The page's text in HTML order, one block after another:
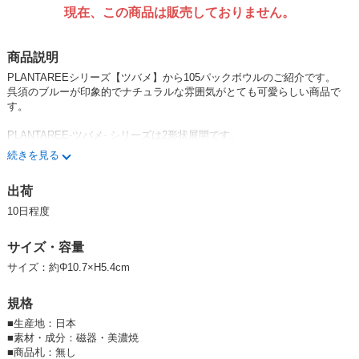
現在、この商品は販売しておりません。
商品説明
PLANTAREEシリーズ【ツバメ】から105パックボウルのご紹介です。
呉須のブルーが印象的でナチュラルな雰囲気がとても可愛らしい商品で
す。
PLANTAREE-ツバメ- シリーズは2形状展開です。
【ノンラップ蓋】はこちら
※密閉の蓋ではなく、レンジで安全に加熱するために蓋と身の間には隙間
★PLANTAREEシリーズ一覧はコチラ★
★みのる陶器オリジナル商品一覧はコチラ★
※食洗機・電子レンジ使用可能。
続きを見る
出荷
10日程度
サイズ・容量
サイズ：約Φ10.7×H5.4cm
規格
■生産地：日本
■素材・成分：磁器・美濃焼
■商品札：無し